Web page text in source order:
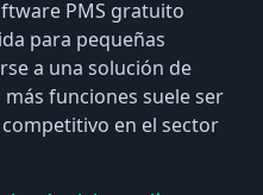
PMS gratuito
para pequeñas
a una solución de
funciones suele ser
en el sector